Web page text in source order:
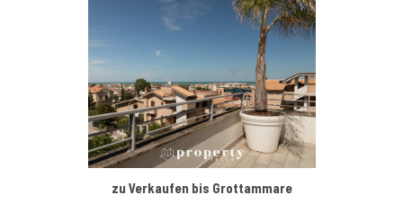
zu Verkaufen bis Grottammare